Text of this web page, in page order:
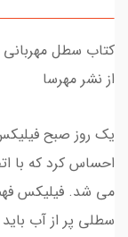
کتاب سطل مهربانی
از نشر مهرسا
یک روز صبح
احساس کرد که با
می شد. فیلیکس
سطلی پر از آب